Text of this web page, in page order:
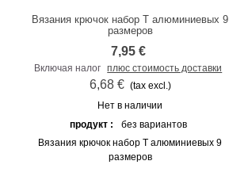
К сравнению
Вязания крючок набор Т алюминиевых 9
размеров
7,95 €
Включая налог плюс стоимость доставки
6,68 € (tax excl.)
Нет в наличии
продукт :
без вариантов
Вязания крючок набор Т алюминиевых 9
размеров